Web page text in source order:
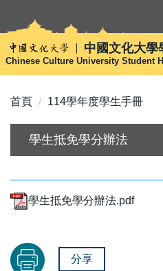
到
主
要
內
區
中國文化大學
Chinese Culture University Student
首頁 114學年度學生手冊
學生抵免學分辦法
學生抵免學分辦法.pdf
分享